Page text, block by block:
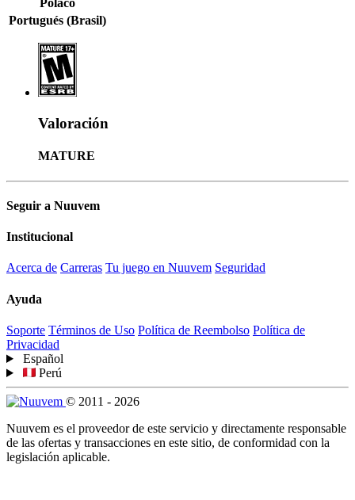
Polaco
Portugués (Brasil)
Valoración
MATURE
Seguir a Nuuvem
Institucional
Acerca de Carreras Tu juego en Nuuvem Seguridad
Ayuda
Soporte Términos de Uso Política de Reembolso Política de
Privacidad
Español
Perú
© 2011 - 2026
Nuuvem es el proveedor de este servicio y directamente responsable
de las ofertas y transacciones en este sitio, de conformidad con la
legislación aplicable.